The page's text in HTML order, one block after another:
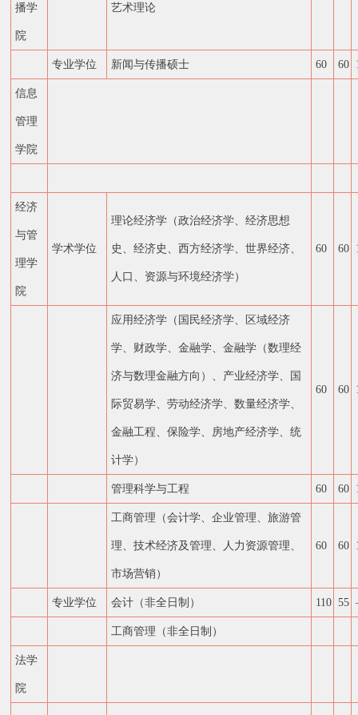
播学
院
艺术理论
专业学位 新闻与传播硕士 60 60
信息
管理
学院
经济
与管
理学
院
学术学位
理论经济学（政治经济学、经济思想
史、经济史、西方经济学、世界经济、
人口、资源与环境经济学）
60 60
应用经济学（国民经济学、区域经济
学、财政学、金融学、金融学（数理经
济与数理金融方向）、产业经济学、国
际贸易学、劳动经济学、数量经济学、
金融工程、保险学、房地产经济学、统
计学）
60 60
管理科学与工程 60 60
工商管理（会计学、企业管理、旅游管
理、技术经济及管理、人力资源管理、
市场营销）
60 60
专业学位 会计（非全日制） 110 55
工商管理（非全日制）
法学
院